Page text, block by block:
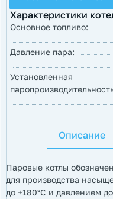
Характеристики
Основное топливо:
Давление пара:
Установленная
Описание
Паровые котлы
для производства
до +180°С и давлением